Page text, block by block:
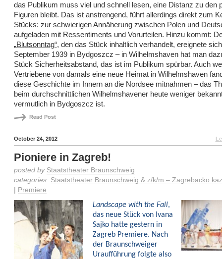
das Publikum muss viel und schnell lesen, eine Distanz zu den
Figuren bleibt. Das ist anstrengend, führt allerdings direkt zum
Stücks: zur schwierigen Annäherung zwischen Polen und
aufgeladen mit Ressentiments und Vorurteilen. Hinzu kommt:
„Blutsonntag“, den das Stück inhaltlich verhandelt, ereignete
September 1939 in Bydgoszcz – in Wilhelmshaven hat man
Stück Sicherheitsabstand, das ist im Publikum spürbar. Auch
Vertriebene von damals eine neue Heimat in Wilhelmshaven
diese Geschichte im Innern an die Nordsee mitnahmen – das
beim durchschnittlichen Wilhelmshavener heute weniger
vermutlich in Bydgoszcz ist.
October 24, 2012
Pioniere in Zagreb!
posted by Staatstheater Braunschweig
categories: Staatstheater Braunschweig & z/k/m – Zagrebacko
Premiere
Landscape with the Fall,
das neue Stück von Ivana
Sajko hatte gestern in
Zagreb Premiere. Nach
der Braunschweiger
Uraufführung folgte also